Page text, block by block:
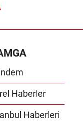
Haberler
Haberleri